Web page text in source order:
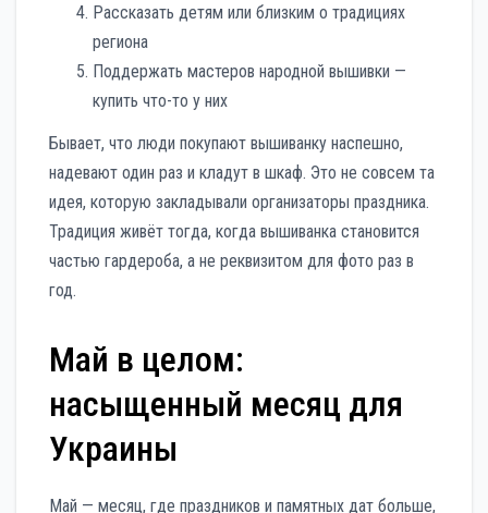
Рассказать детям или близким о традициях
региона
Поддержать мастеров народной вышивки —
купить что-то у них
Бывает, что люди покупают вышиванку наспешно,
надевают один раз и кладут в шкаф. Это не совсем та
идея, которую закладывали организаторы праздника.
Традиция живёт тогда, когда вышиванка становится
частью гардероба, а не реквизитом для фото раз в
год.
Май в целом:
насыщенный месяц для
Украины
Май — месяц, где праздников и памятных дат больше,